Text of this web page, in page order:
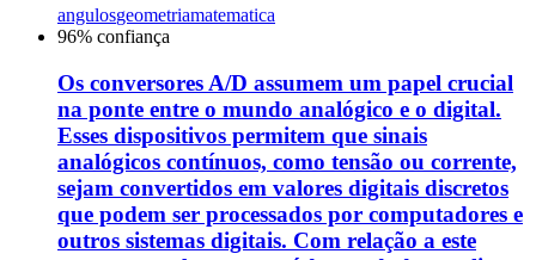
angulosgeometriamatematica
96% confiança
Os conversores A/D assumem um papel crucial
na ponte entre o mundo analógico e o digital.
Esses dispositivos permitem que sinais
analógicos contínuos, como tensão ou corrente,
sejam convertidos em valores digitais discretos
que podem ser processados por computadores e
outros sistemas digitais. Com relação a este